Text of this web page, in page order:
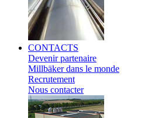
CONTACTS
Devenir partenaire
Millbäker dans le monde
Recrutement
Nous contacter